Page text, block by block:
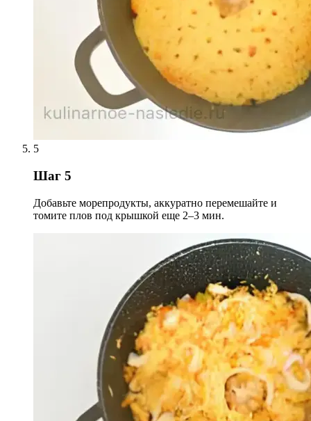
5
Шаг 5
Добавьте морепродукты, аккуратно перемешайте и
томите плов под крышкой еще 2–3 мин.